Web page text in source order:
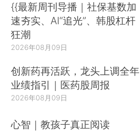
{{最新周刊导播｜社保基数加
速夯实、AI“追光”、韩股杠杆
狂潮
2026年08月09日
创新药再活跃，龙头上调全年
业绩指引｜医药股周报
2026年08月09日
心智｜教孩子真正阅读